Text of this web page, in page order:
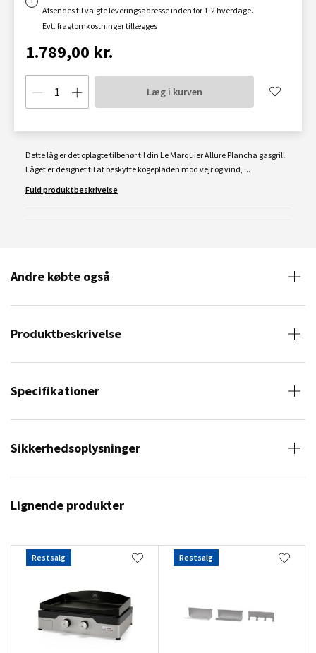
Afsendes til valgte leveringsadresse inden for 1-2 hverdage.
Evt. fragtomkostninger tillægges
1.789,00 kr.
Læg i kurven
Dette låg er det oplagte tilbehør til din Le Marquier Allure Plancha gasgrill.
Låget er designet til at beskytte kogepladen mod vejr og vind, ...
Fuld produktbeskrivelse
Andre købte også
Produktbeskrivelse
Specifikationer
Sikkerhedsoplysninger
Lignende produkter
Restsalg Restsalg